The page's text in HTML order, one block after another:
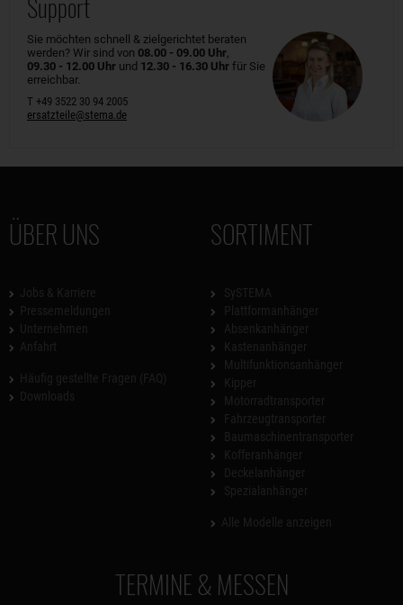
Support
Sie möchten schnell & zielgerichtet beraten
werden? Wir sind von 08.00 - 09.00 Uhr
09.30 - 12.00 Uhr und 12.30 - 16.30 Uhr für Sie
erreichbar.
T +49 3522 30 94 2005
ersatzteile@stema.de
ÜBER UNS SORTIMENT
TERMINE & MESSEN